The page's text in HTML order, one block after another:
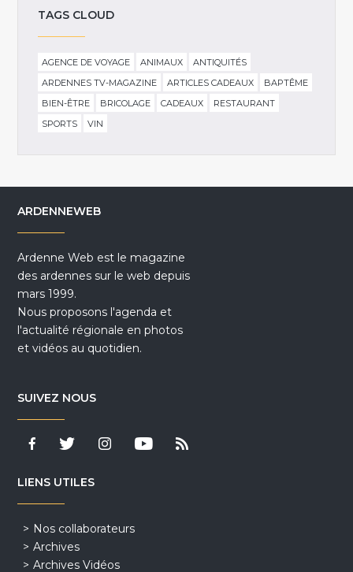
TAGS CLOUD
AGENCE DE VOYAGE ANIMAUX
ANTIQUITÉS
ARDENNES TV-MAGAZINE
ARTICLES CADEAUX
BAPTÊME
BIEN-ÊTRE
BRICOLAGE CADEAUX
RESTAURANT
SPORTS
VIN
ARDENNEWEB
Ardenne Web est le magazine
des ardennes sur le web depuis
mars 1999.
Nous proposons l'agenda et
l'actualité régionale en photos
et vidéos au quotidien.
SUIVEZ NOUS
LIENS UTILES
Nos collaborateurs
Archives
Archives Vidéos